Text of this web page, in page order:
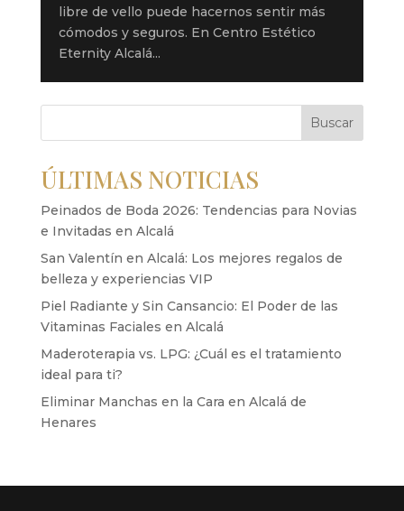
libre de vello puede hacernos sentir más
cómodos y seguros. En Centro Estético
Eternity Alcalá...
Buscar
ÚLTIMAS NOTICIAS
Peinados de Boda 2026: Tendencias para Novias
e Invitadas en Alcalá
San Valentín en Alcalá: Los mejores regalos de
belleza y experiencias VIP
Piel Radiante y Sin Cansancio: El Poder de las
Vitaminas Faciales en Alcalá
Maderoterapia vs. LPG: ¿Cuál es el tratamiento
ideal para ti?
Eliminar Manchas en la Cara en Alcalá de
Henares